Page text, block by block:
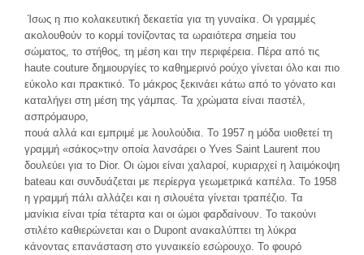
Ίσως η πιο κολακευτική δεκαετία για τη γυναίκα. Οι γραμμές
ακολουθούν το κορμί τονίζοντας τα ωραιότερα σημεία του
σώματος, το στήθος, τη μέση και την περιφέρεια. Πέρα από τις
haute couture δημιουργίες το καθημερινό ρούχο γίνεται όλο και πιο
εύκολο και πρακτικό. Το μάκρος ξεκινάει κάτω από το γόνατο και
καταλήγει στη μέση της γάμπας. Τα χρώματα είναι παστέλ,
ασπρόμαυρο,
πουά αλλά και εμπριμέ με λουλούδια. Το 1957 η μόδα υιοθετεί τη
γραμμή «σάκος»την οποία λανσάρει ο Yves Saint Laurent που
δουλεύει για το Dior. Οι ώμοι είναι χαλαροί, κυριαρχεί η λαιμόκοψη
bateau και συνδυάζεται με περίεργα γεωμετρικά καπέλα. Το 1958
η γραμμή πάλι αλλάζει και η σιλουέτα γίνεται τραπέζιο. Τα
μανίκια είναι τρία τέταρτα και οι ώμοι φαρδαίνουν. Το τακούνι
στιλέτο καθιερώνεται και ο Dupont ανακαλύπτει τη λύκρα
κάνοντας επανάσταση στο γυναικείο εσώρουχο. Το φουρό